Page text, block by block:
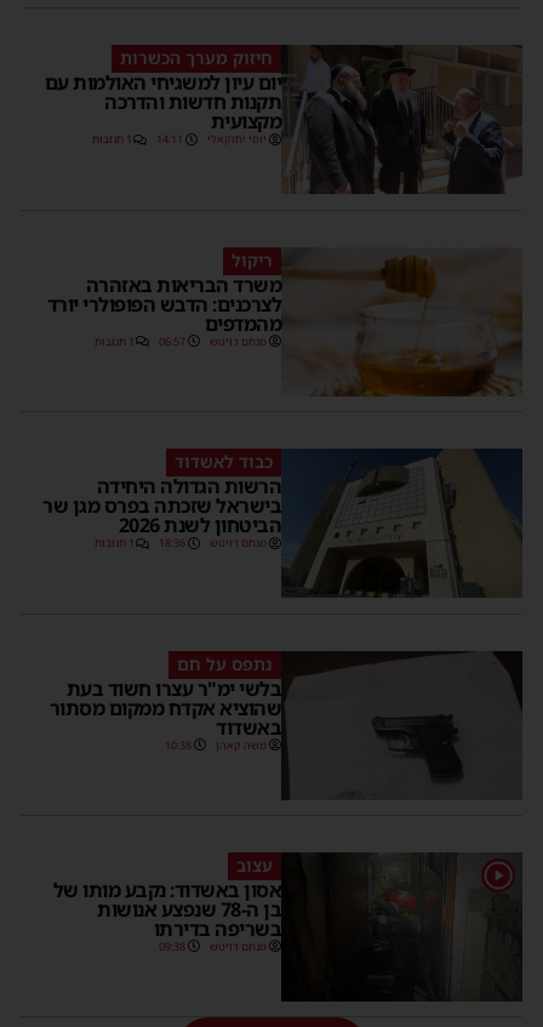
חיזוק מערך הכשרות
יום עיון למשגיחי האולמות עם
תקנות חדשות והדרכה
מקצועית
יוסי יחזקאלי 14:11 1 תגובות
ריקול
משרד הבריאות באזהרה
לצרכנים: הדבש הפופולרי יורד
מהמדפים
מנחם דויטש 06:57 1 תגובות
כבוד לאשדוד
הרשות הגדולה היחידה
בישראל שזכתה בפרס מגן שר
הביטחון לשנת 2026
מנחם דויטש 18:36 1 תגובות
נתפס על חם
בלשי ימ"ר עצרו חשוד בעת
שהוציא אקדח ממקום מסתור
באשדוד
משה קאהן 10:38
1 עצוב
אסון באשדוד: נקבע מותו של
בן ה-78 שנפצע אנושות
בשריפה בדירתו
מנחם דויטש 09:38